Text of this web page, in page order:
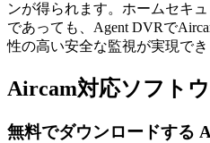
ンが得られます。ホームセキ
であっても、Agent DVRで
性の高い安全な監視が実現でき
Aircam対応ソフト
無料でダウンロードする